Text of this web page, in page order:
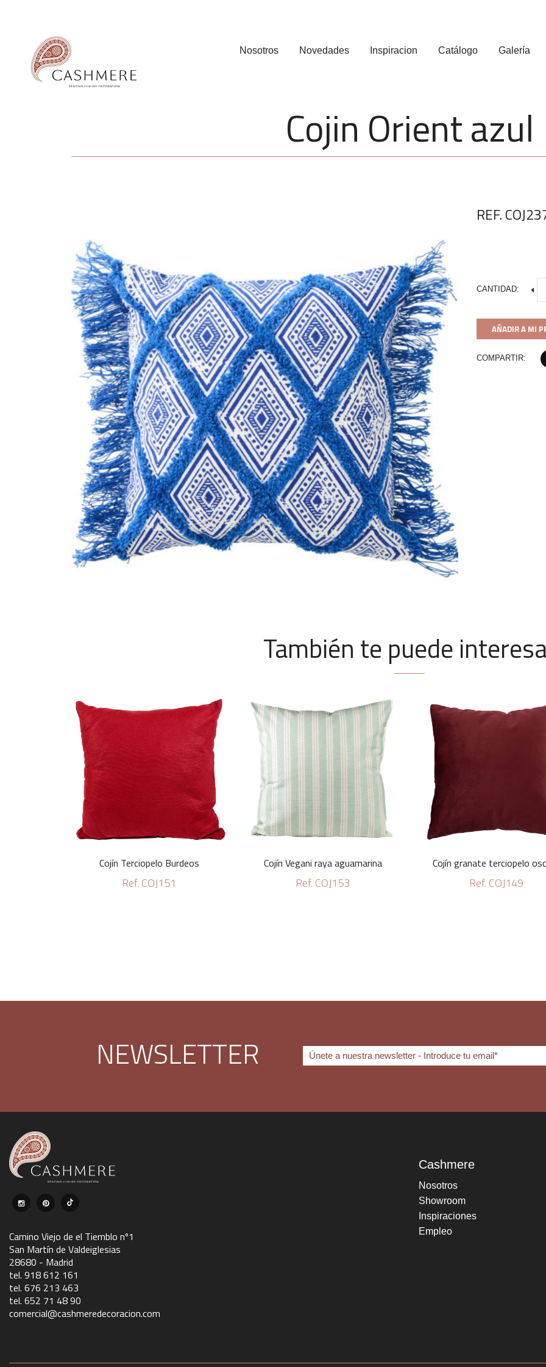
Nosotros Novedades Inspiracion Catálogo Galería
Cojin Orient azul
REF.
CANTIDAD:
AÑADIR A MI
COMPARTIR:
También te puede
Cojín Terciopelo Burdeos
Ref. COJ151
Cojín Vegani raya aguamarina
Ref. COJ153
Cojín granate terciopelo
Ref. COJ149
NEWSLETTER
Camino Viejo de el Tiemblo nº1
San Martín de Valdeiglesias
28680 - Madrid
tel. 918 612 161
tel. 676 213 463
tel. 652 71 48 90
comercial@cashmeredecoracion.com
Cashmere
Nosotros
Showroom
Inspiraciones
Empleo